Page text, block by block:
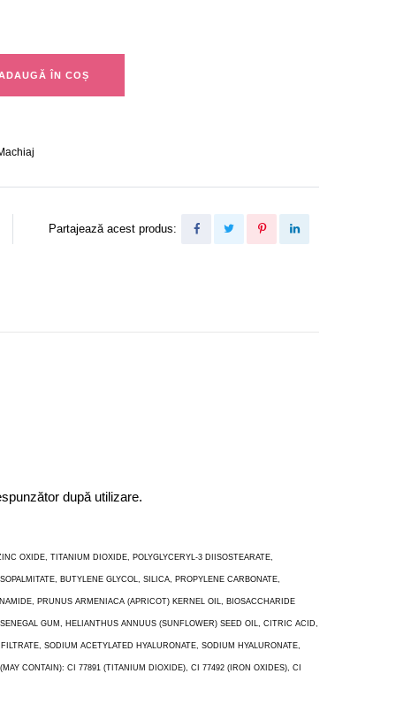
ÎN COȘ
Partajează acest produs:
după utilizare.
OXIDE, TITANIUM DIOXIDE, POLYGLYCERYL-3 DIISOSTEARATE,
BUTYLENE GLYCOL, SILICA, PROPYLENE CARBONATE,
PRUNUS ARMENIACA (APRICOT) KERNEL OIL, BIOSACCHARIDE
GUM, HELIANTHUS ANNUUS (SUNFLOWER) SEED OIL, CITRIC ACID,
SODIUM ACETYLATED HYALURONATE, SODIUM HYALURONATE,
CONTAIN): CI 77891 (TITANIUM DIOXIDE), CI 77492 (IRON OXIDES), CI